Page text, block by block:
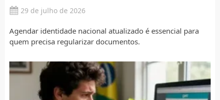
29 de julho de 2026
Agendar identidade nacional atualizado é essencial para
quem precisa regularizar documentos.